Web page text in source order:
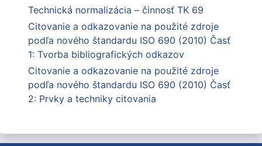
Technická normalizácia – činnosť TK 69
Citovanie a odkazovanie na použité zdroje
podľa nového štandardu ISO 690 (2010) Časť
1: Tvorba bibliografických odkazov
Citovanie a odkazovanie na použité zdroje
podľa nového štandardu ISO 690 (2010) Časť
2: Prvky a techniky citovania